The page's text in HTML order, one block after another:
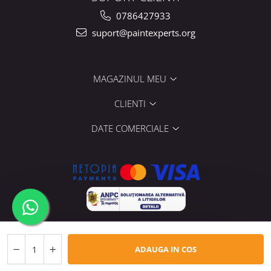
ADAUGA IN COS
0786427933
suport@paintexperts.org
MAGAZINUL MEU
CLIENTI
DATE COMERCIALE
©Copyright Paint Experts SRL 2026